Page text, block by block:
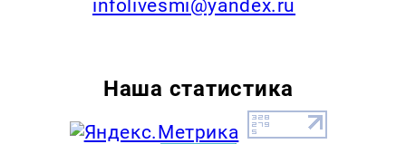
infolivesmi@yandex.ru
Наша статистика